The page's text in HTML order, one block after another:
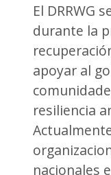
El DRRWG
durante la
apoyar al
resiliencia
nacionales